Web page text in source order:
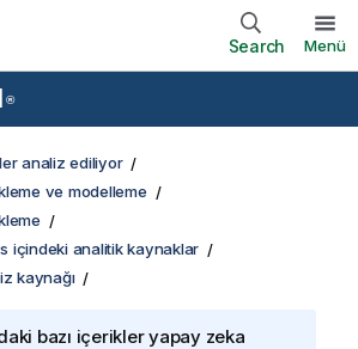
Search Menü
®
analiz ediliyor
ve modelleme
içindeki analitik kaynaklar
kaynağı
bazı içerikler yapay zeka